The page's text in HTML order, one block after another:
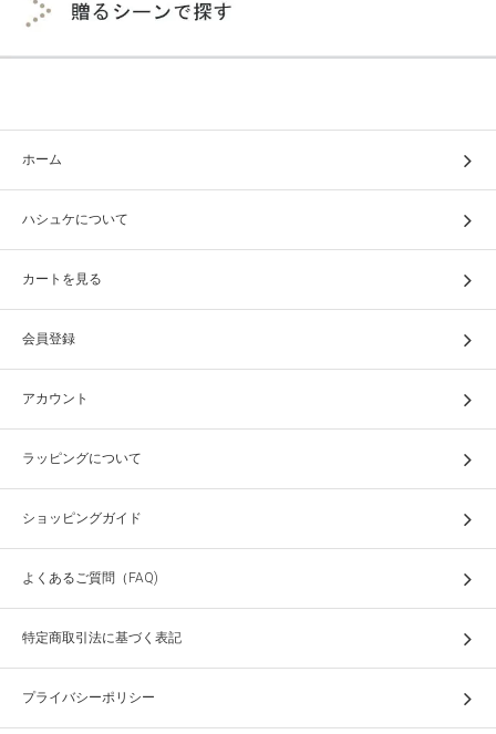
ホーム
ハシュケについて
カートを見る
会員登録
アカウント
ラッピングについて
ショッピングガイド
よくあるご質問（FAQ)
特定商取引法に基づく表記
プライバシーポリシー